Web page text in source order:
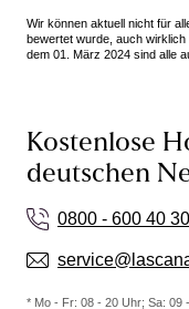
Wir können aktuell nicht für
bewertet wurde, auch
dem 01. März 2024 sind alle
Kostenlose
deutschen
0800 - 600 40 30
* Mo - Fr: 08 - 20 Uhr; Sa: 09